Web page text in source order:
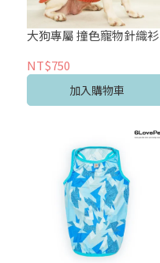
大狗專屬 撞色寵物針織衫
NT$750
加入購物車